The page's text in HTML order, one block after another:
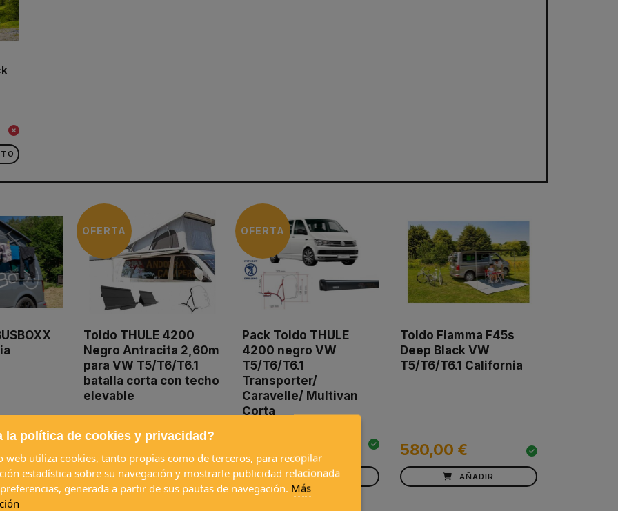
OFERTA
Toldo THULE 4200
Negro Antracita 2,60m
para VW T5/T6/T6.1
batalla corta con techo
elevable
570,19 €
AÑADIR
OFERTA
Pack Toldo THULE
4200 negro VW
T5/T6/T6.1
Transporter/
Caravelle/ Multivan
Corta
AÑADIR
Toldo Fiamma F45s
Deep Black VW
T5/T6/T6.1 California
580,00 €
AÑADIR
la política de cookies y privacidad?
web utiliza cookies, tanto propias como de terceros, para recopilar
estadística sobre su navegación y mostrarle publicidad relacionada
generada a partir de sus pautas de navegación. Más